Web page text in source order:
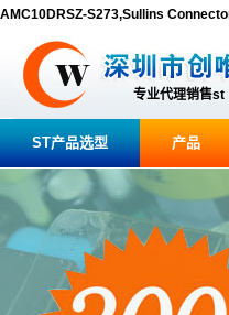
AMC10DRSZ-S273,Sullins
专业代理销售st
ST产品选型 产品